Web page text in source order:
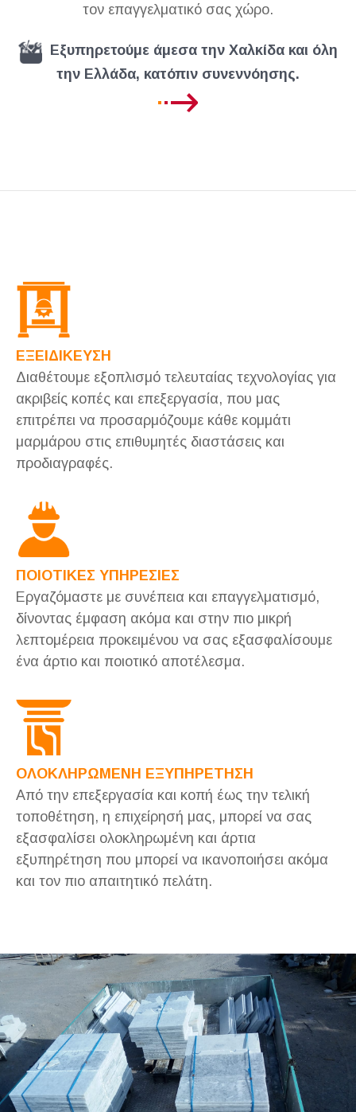
τον επαγγελματικό σας χώρο.
Εξυπηρετούμε άμεσα την Χαλκίδα και όλη
την Ελλάδα, κατόπιν συνεννόησης.
ΕΞΕΙΔΙΚΕΥΣΗ
Διαθέτουμε εξοπλισμό τελευταίας τεχνολογίας για
ακριβείς κοπές και επεξεργασία, που μας
επιτρέπει να προσαρμόζουμε κάθε κομμάτι
μαρμάρου στις επιθυμητές διαστάσεις και
προδιαγραφές.
ΠΟΙΟΤΙΚΕΣ ΥΠΗΡΕΣΙΕΣ
Εργαζόμαστε με συνέπεια και επαγγελματισμό,
δίνοντας έμφαση ακόμα και στην πιο μικρή
λεπτομέρεια προκειμένου να σας εξασφαλίσουμε
ένα άρτιο και ποιοτικό αποτέλεσμα.
ΟΛΟΚΛΗΡΩΜΕΝΗ ΕΞΥΠΗΡΕΤΗΣΗ
Από την επεξεργασία και κοπή έως την τελική
τοποθέτηση, η επιχείρησή μας, μπορεί να σας
εξασφαλίσει ολοκληρωμένη και άρτια
εξυπηρέτηση που μπορεί να ικανοποιήσει ακόμα
και τον πιο απαιτητικό πελάτη.